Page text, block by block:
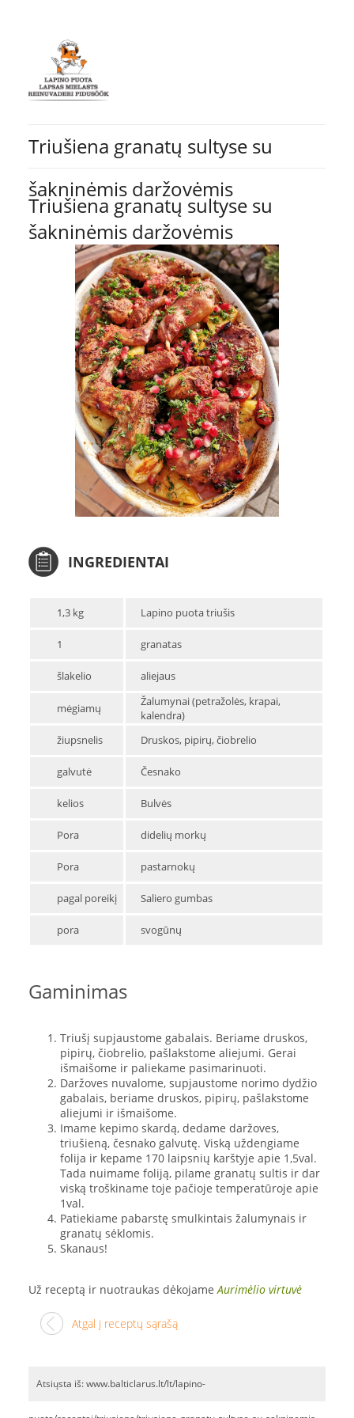
Triušiena granatų sultyse su
šakninėmis daržovėmis
Triušiena granatų sultyse su
šakninėmis daržovėmis
INGREDIENTAI
1,3 kg Lapino puota triušis
1 granatas
šlakelio aliejaus
mėgiamų
Žalumynai (petražolės, krapai,
kalendra)
žiupsnelis
Druskos, pipirų, čiobrelio
galvutė Česnako
kelios Bulvės
Pora didelių morkų
Pora pastarnokų
pagal poreikį Saliero gumbas
pora svogūnų
Gaminimas
Triušį supjaustome gabalais. Beriame druskos,
pipirų, čiobrelio, pašlakstome aliejumi. Gerai
išmaišome ir paliekame pasimarinuoti.
Daržoves nuvalome, supjaustome norimo dydžio
gabalais, beriame druskos, pipirų, pašlakstome
aliejumi ir išmaišome.
Imame kepimo skardą, dedame daržoves,
triušieną, česnako galvutę. Viską uždengiame
folija ir kepame 170 laipsnių karštyje apie 1,5val.
Tada nuimame foliją, pilame granatų sultis ir dar
viską troškiname toje pačioje temperatūroje apie
1val.
Patiekiame pabarstę smulkintais žalumynais ir
granatų sėklomis.
Skanaus!
Už receptą ir nuotraukas dėkojameAurimėlio virtuvė
Atgal į receptų sąrašą
Atsiųsta iš: www.balticlarus.lt/lt/lapino-